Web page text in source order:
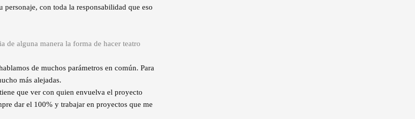
con toda la responsabilidad que eso
de alguna manera la forma de hacer teatro
de muchos parámetros en común. Para
más alejadas.
que ver con quien envuelva el proyecto
dar el 100% y trabajar en proyectos que me